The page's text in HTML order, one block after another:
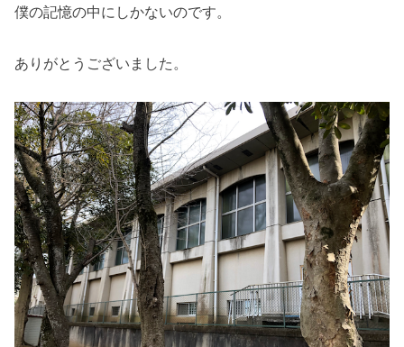
僕の記憶の中にしかないのです。
ありがとうございました。